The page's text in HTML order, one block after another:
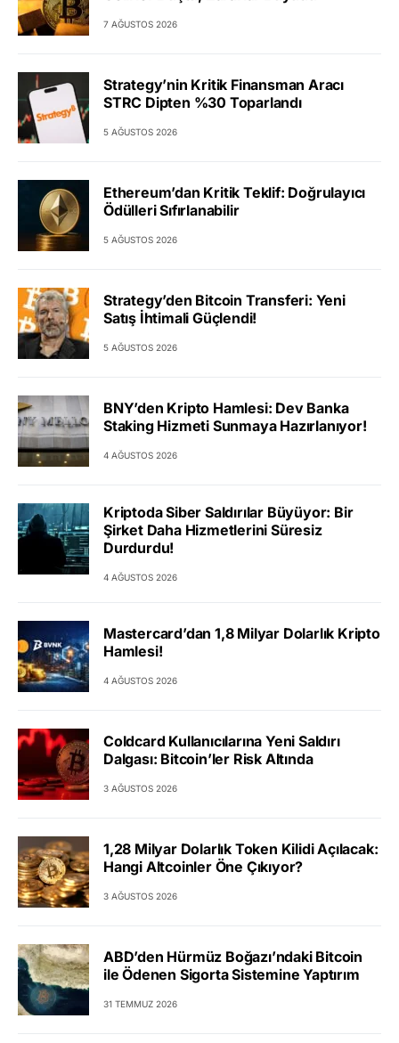
7 AĞUSTOS 2026
Strategy’nin Kritik Finansman Aracı
STRC Dipten %30 Toparlandı
5 AĞUSTOS 2026
Ethereum’dan Kritik Teklif: Doğrulayıcı
Ödülleri Sıfırlanabilir
5 AĞUSTOS 2026
Strategy’den Bitcoin Transferi: Yeni
Satış İhtimali Güçlendi!
5 AĞUSTOS 2026
BNY’den Kripto Hamlesi: Dev Banka
Staking Hizmeti Sunmaya Hazırlanıyor!
4 AĞUSTOS 2026
Kriptoda Siber Saldırılar Büyüyor: Bir
Şirket Daha Hizmetlerini Süresiz
Durdurdu!
4 AĞUSTOS 2026
Mastercard’dan 1,8 Milyar Dolarlık Kripto
Hamlesi!
4 AĞUSTOS 2026
Coldcard Kullanıcılarına Yeni Saldırı
Dalgası: Bitcoin’ler Risk Altında
3 AĞUSTOS 2026
1,28 Milyar Dolarlık Token Kilidi Açılacak:
Hangi Altcoinler Öne Çıkıyor?
3 AĞUSTOS 2026
ABD’den Hürmüz Boğazı’ndaki Bitcoin
ile Ödenen Sigorta Sistemine Yaptırım
31 TEMMUZ 2026